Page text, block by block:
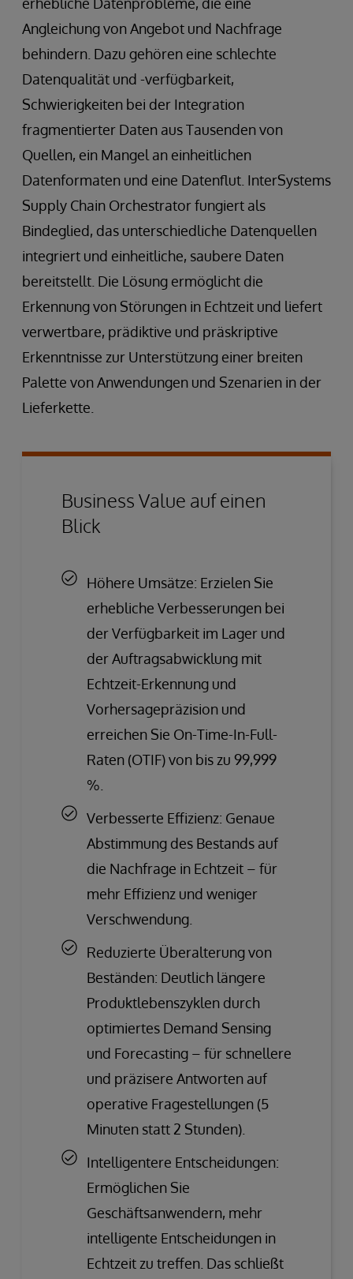
Angleichung von Angebot und Nachfrage
behindern. Dazu gehören eine schlechte
Datenqualität und -verfügbarkeit,
Schwierigkeiten bei der Integration
fragmentierter Daten aus Tausenden von
Quellen, ein Mangel an einheitlichen
Datenformaten und eine Datenflut. InterSystems
Supply Chain Orchestrator fungiert als
Bindeglied, das unterschiedliche Datenquellen
integriert und einheitliche, saubere Daten
bereitstellt. Die Lösung ermöglicht die
Erkennung von Störungen in Echtzeit und liefert
verwertbare, prädiktive und präskriptive
Erkenntnisse zur Unterstützung einer breiten
Palette von Anwendungen und Szenarien in der
Lieferkette.
Business Value auf einen
Blick
Höhere Umsätze: Erzielen Sie
erhebliche Verbesserungen bei
der Verfügbarkeit im Lager und
der Auftragsabwicklung mit
Echtzeit-Erkennung und
Vorhersagepräzision und
erreichen Sie On-Time-In-Full-
Raten (OTIF) von bis zu 99,999
%.
Verbesserte Effizienz: Genaue
Abstimmung des Bestands auf
die Nachfrage in Echtzeit – für
mehr Effizienz und weniger
Verschwendung.
Reduzierte Überalterung von
Beständen: Deutlich längere
Produktlebenszyklen durch
optimiertes Demand Sensing
und Forecasting – für schnellere
und präzisere Antworten auf
operative Fragestellungen (5
Minuten statt 2 Stunden).
Intelligentere Entscheidungen:
Ermöglichen Sie
Geschäftsanwendern, mehr
intelligente Entscheidungen in
Echtzeit zu treffen. Das schließt